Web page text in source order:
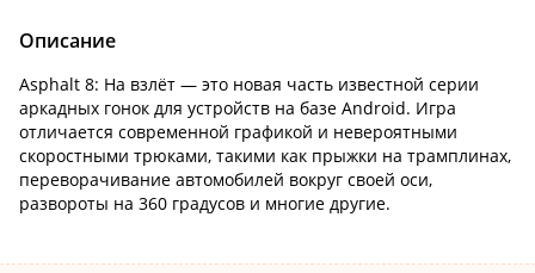
Описание
Asphalt 8: На взлёт — это новая часть известной серии
аркадных гонок для устройств на базе Android. Игра
отличается современной графикой и невероятными
скоростными трюками, такими как прыжки на трамплинах,
переворачивание автомобилей вокруг своей оси,
развороты на 360 градусов и многие другие.